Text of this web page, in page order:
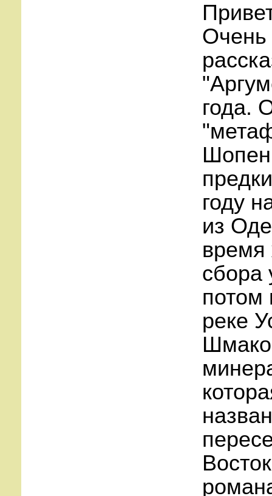
Очень
года.
году
из
время
сбора
потом
реке